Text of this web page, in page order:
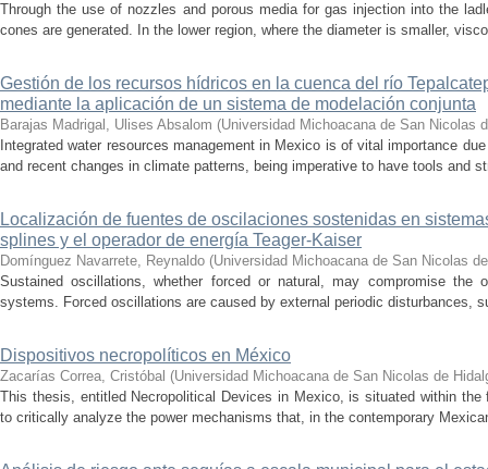
Through the use of nozzles and porous media for gas injection into the
cones are generated. In the lower region, where the diameter is smaller,
Gestión de los recursos hídricos en la cuenca del río
mediante la aplicación de un sistema de modelación conjunta
Barajas Madrigal, Ulises Absalom (Universidad Michoacana de San Nicolas
Integrated water resources management in Mexico is of vital importance
and recent changes in climate patterns, being imperative to have tools and
Localización de fuentes de oscilaciones sostenidas en
splines y el operador de energía Teager-Kaiser
Domínguez Navarrete, Reynaldo (Universidad Michoacana de San Nicolas
Sustained oscillations, whether forced or natural, may compromise the
systems. Forced oscillations are caused by external periodic disturbances,
Dispositivos necropolíticos en México
Zacarías Correa, Cristóbal (Universidad Michoacana de San Nicolas de
This thesis, entitled Necropolitical Devices in Mexico, is situated within
to critically analyze the power mechanisms that, in the contemporary